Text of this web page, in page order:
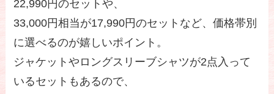
22,990円のセットや、
33,000円相当が17,990円のセットなど、価格帯別
に選べるのが嬉しいポイント。
ジャケットやロングスリーブシャツが2点入って
いるセットもあるので、